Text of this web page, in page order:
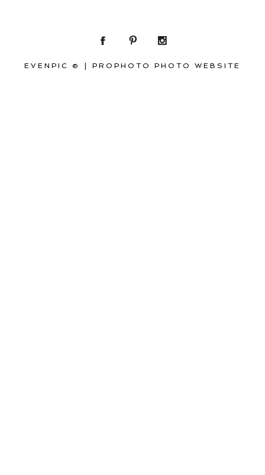
EVENPIC © PROPHOTO PHOTO WEBSITE